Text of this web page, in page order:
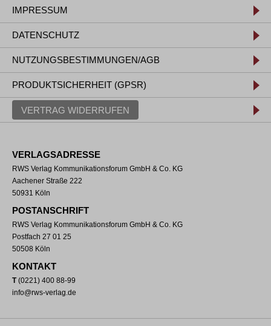
IMPRESSUM
DATENSCHUTZ
NUTZUNGSBESTIMMUNGEN/AGB
PRODUKTSICHERHEIT (GPSR)
VERTRAG WIDERRUFEN
VERLAGSADRESSE
RWS Verlag Kommunikationsforum GmbH & Co. KG
Aachener Straße 222
50931 Köln
POSTANSCHRIFT
RWS Verlag Kommunikationsforum GmbH & Co. KG
Postfach 27 01 25
50508 Köln
KONTAKT
T(0221) 400 88-99
info@rws-verlag.de